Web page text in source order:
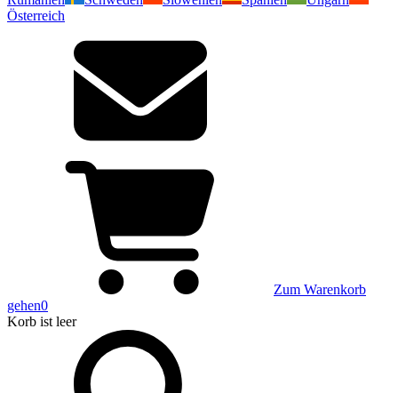
Österreich
Zum Warenkorb
gehen0
Korb ist leer